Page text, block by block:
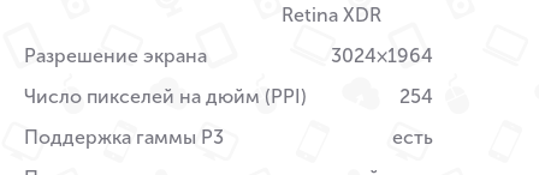
Retina XDR
Разрешение экрана
3024×1964
Число пикселей на дюйм (PPI)
254
Поддержка гаммы P3
есть